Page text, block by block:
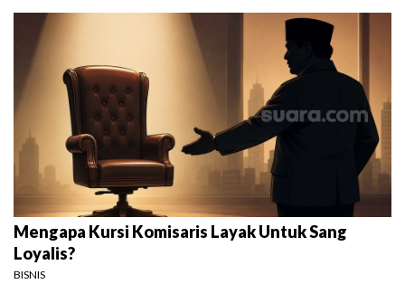
Mengapa Kursi Komisaris Layak Untuk Sang
Loyalis?
BISNIS